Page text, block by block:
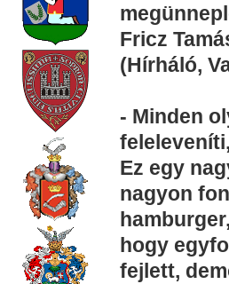
Fricz
(Hírháló,
- Minden
Ez egy
nagyon
hogy
fejlett,